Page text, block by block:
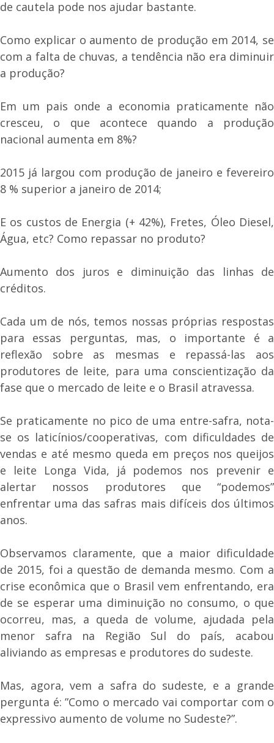
de cautela pode nos ajudar bastante.
Como explicar o aumento de produção em 2014, se
com a falta de chuvas, a tendência não era diminuir
a produção?
Em um pais onde a economia praticamente não
cresceu, o que acontece quando a produção
nacional aumenta em 8%?
2015 já largou com produção de janeiro e fevereiro
8 % superior a janeiro de 2014;
E os custos de Energia (+ 42%), Fretes, Óleo Diesel,
Água, etc? Como repassar no produto?
Aumento dos juros e diminuição das linhas de
créditos.
Cada um de nós, temos nossas próprias respostas
para essas perguntas, mas, o importante é a
reflexão sobre as mesmas e repassá-las aos
produtores de leite, para uma conscientização da
fase que o mercado de leite e o Brasil atravessa.
Se praticamente no pico de uma entre-safra, nota-
se os laticínios/cooperativas, com dificuldades de
vendas e até mesmo queda em preços nos queijos
e leite Longa Vida, já podemos nos prevenir e
alertar nossos produtores que “podemos”
enfrentar uma das safras mais difíceis dos últimos
anos.
Observamos claramente, que a maior dificuldade
de 2015, foi a questão de demanda mesmo. Com a
crise econômica que o Brasil vem enfrentando, era
de se esperar uma diminuição no consumo, o que
ocorreu, mas, a queda de volume, ajudada pela
menor safra na Região Sul do país, acabou
aliviando as empresas e produtores do sudeste.
Mas, agora, vem a safra do sudeste, e a grande
pergunta é: ”Como o mercado vai comportar com o
expressivo aumento de volume no Sudeste?”.